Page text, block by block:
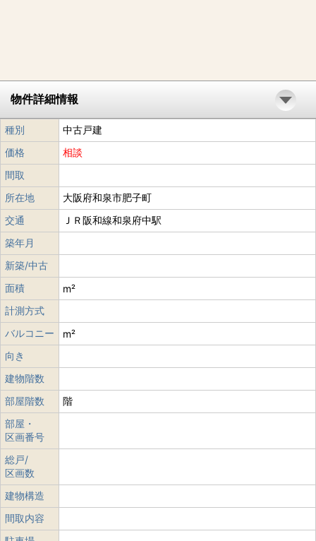
物件詳細情報
種別
中古戸建
価格
相談
間取
所在地
大阪府和泉市肥子町
交通
ＪＲ阪和線和泉府中駅
築年月
新築/中古
面積
m²
計測方式
バルコニー
m²
向き
建物階数
部屋階数
階
部屋・
区画番号
総戸/
区画数
建物構造
間取内容